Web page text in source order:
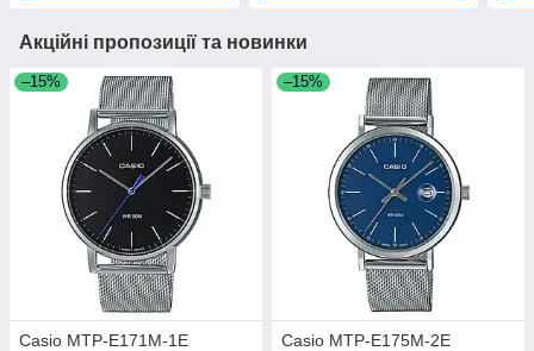
Акційні пропозиції та новинки
–15%
Casio MTP-E171M-1E
–15%
Casio MTP-E175M-2E